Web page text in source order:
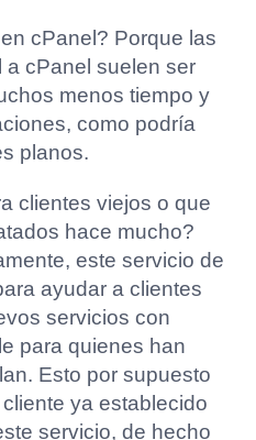
cPanel? Porque las
a cPanel suelen ser
menos tiempo y
como podría
planos.
clientes viejos o que
hace mucho?
este servicio de
ayudar a clientes
servicios con
para quienes han
Esto por supuesto
ya establecido
servicio, de hecho